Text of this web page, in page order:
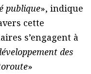
publique», indique
cette
s’engagent à
des
»